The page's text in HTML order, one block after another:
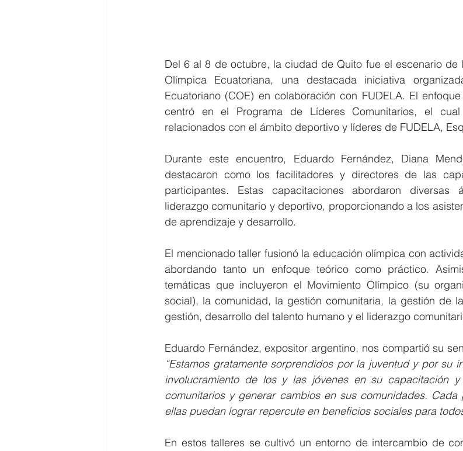
Del 6 al 8 de octubre, la ciudad de Quito fue el escenario de
Olímpica Ecuatoriana, una destacada iniciativa
Ecuatoriano (COE) en colaboración con FUDELA. El
centró en el Programa de Líderes Comunitarios, el
relacionados con el ámbito deportivo y líderes de FUDELA,
Durante este encuentro, Eduardo Fernández, Diana
destacaron como los facilitadores y directores de las
participantes. Estas capacitaciones abordaron diversas
liderazgo comunitario y deportivo, proporcionando a los
de aprendizaje y desarrollo.
El mencionado taller fusionó la educación olímpica con
abordando tanto un enfoque teórico como práctico.
temáticas que incluyeron el Movimiento Olímpico (su
social), la comunidad, la gestión comunitaria, la gestión de
gestión, desarrollo del talento humano y el liderazgo
“Estamos gratamente sorprendidos por la juventud y por su
involucramiento de los y las jóvenes en su capacitación
comunitarios y generar cambios en sus comunidades.
ellas puedan lograr repercute en beneficios sociales para
En estos talleres se cultivó un entorno de intercambio de